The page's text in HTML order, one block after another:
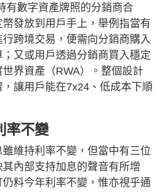
有數字資產牌照的分銷商合
發放到用戶手上，舉例指當有
跨境交易，便需向分銷商購入
又或用戶透過分銷商買入穩定
界資產（RWA）。整個設計
讓用戶能在7x24、低成本下順
率不變
維持利率不變，但當中有三位
內部支持加息的聲音有所增
料今年利率不變，惟亦視乎通